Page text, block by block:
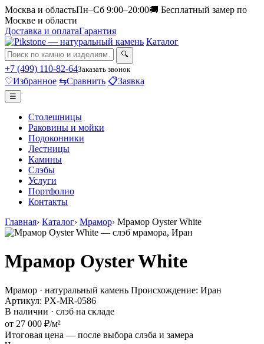
Москва и областьПн–Сб 9:00–20:00🚚 Бесплатный замер по
Москве и области
Доставка и оплатаГарантия
Каталог
🔍
+7 (499) 110-82-64Заказать звонок
♡Избранное ⇆Сравнить 📋Заявка
☰
Столешницы
Раковины и мойки
Подоконники
Лестницы
Камины
Слэбы
Услуги
Портфолио
Контакты
Главная› Каталог› Мрамор› Мрамор Oyster White
Мрамор Oyster White
Мрамор · натуральный камень Происхождение: Иран
Артикул: PX-MR-0586
В наличии · слэб на складе
от 27 000 ₽/м²
Итоговая цена — после выбора слэба и замера